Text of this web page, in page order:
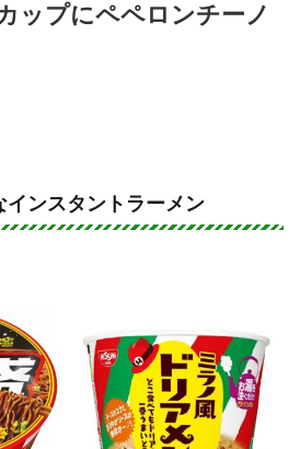
ップにペペロンチーノ
インスタントラーメン